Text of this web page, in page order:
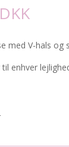
DKK
med V-hals og
til enhver